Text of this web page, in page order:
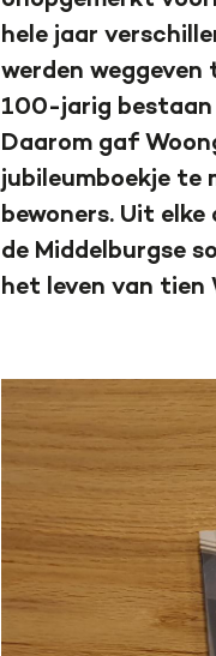
hele jaar
werden
100-jarig bestaan
Daarom gaf
jubileumboekje te
bewoners. Uit
de Middelburgse
het leven van tien